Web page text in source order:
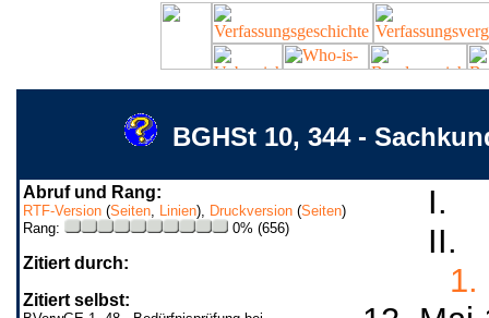
BGHSt 10, 344 -
Abruf und Rang:
RTF-Version (Seiten, Linien), Druckversion (Seiten)
Rang:
0% (656)
Zitiert durch:
Zitiert selbst:
I.
II.
1.